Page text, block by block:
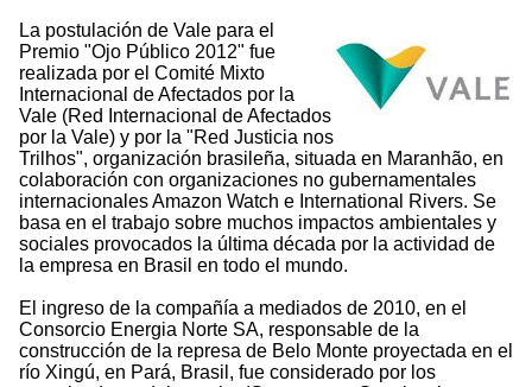
La postulación de Vale para el
Premio "Ojo Público 2012" fue
realizada por el Comité Mixto
Internacional de Afectados por la
Vale (Red Internacional de Afectados
por la Vale) y por la "Red Justicia nos
Trilhos", organización brasileña, situada en Maranhão, en
colaboración con organizaciones no gubernamentales
internacionales Amazon Watch e International Rivers. Se
basa en el trabajo sobre muchos impactos ambientales y
sociales provocados la última década por la actividad de
la empresa en Brasil en todo el mundo.
El ingreso de la compañía a mediados de 2010, en el
Consorcio Energia Norte SA, responsable de la
construcción de la represa de Belo Monte proyectada en el
río Xingú, en Pará, Brasil, fue considerado por los